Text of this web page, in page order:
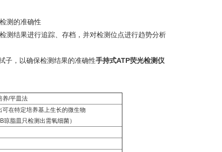
测的准确性
测结果进行追踪、存档，并对检测位点进行趋势分析
子，以确保检测结果的准确性手持式ATP荧光检测仪
养/平皿法
可在特定培养基上生长的微生物
琼脂皿只检测出需氧细菌）